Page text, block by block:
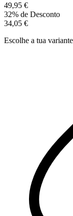
49,95 €
32% de Desconto
34,05 €
Escolhe a tua variante